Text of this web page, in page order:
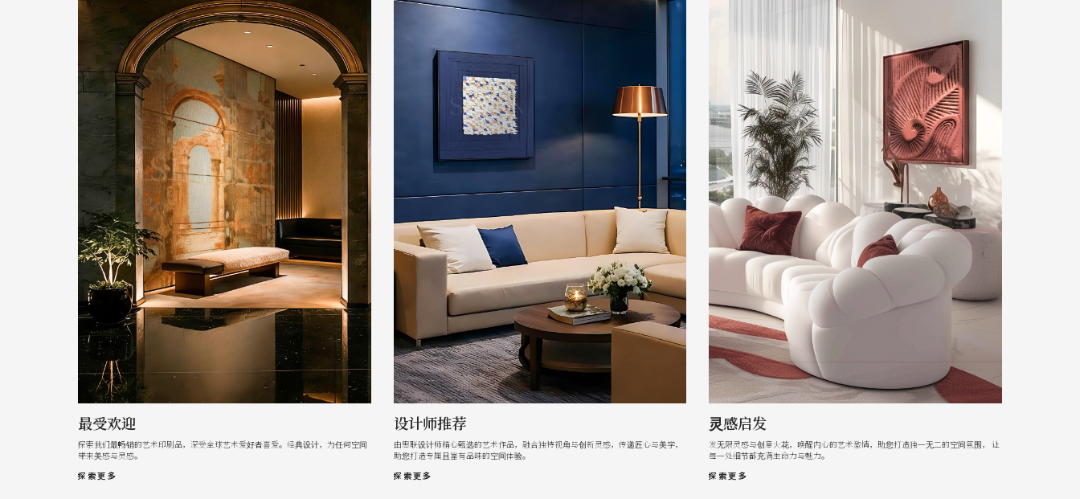
最受欢迎
探索我们最畅销的艺术印刷品，深受全球艺术爱好者喜爱。经典设计，为任何空间
带来美感与灵感。
探索更多
设计师推荐
由思联设计师精心甄选的艺术作品，融合独特视角与创新灵感，传递匠心与美学，
助您打造专属且富有品味的空间体验。
探索更多
灵感启发
发无限灵感与创意火花，唤醒内心的艺术激情，助您打造独一无二的空间氛围， 让
每一处细节都充满生命力与魅力。
探索更多